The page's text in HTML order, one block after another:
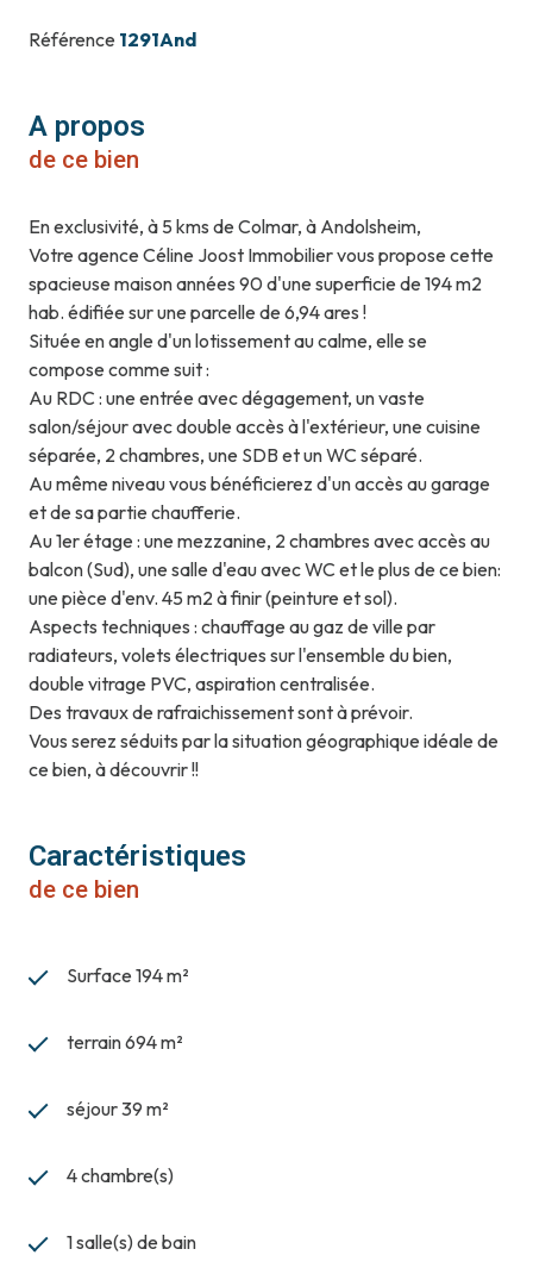
Référence 1291And
A propos
de ce bien
En exclusivité, à 5 kms de Colmar, à Andolsheim,
Votre agence Céline Joost Immobilier vous propose cette
spacieuse maison années 90 d'une superficie de 194 m2
hab. édifiée sur une parcelle de 6,94 ares !
Située en angle d'un lotissement au calme, elle se
compose comme suit :
Au RDC : une entrée avec dégagement, un vaste
salon/séjour avec double accès à l'extérieur, une cuisine
séparée, 2 chambres, une SDB et un WC séparé.
Au même niveau vous bénéficierez d'un accès au garage
et de sa partie chaufferie.
Au 1er étage : une mezzanine, 2 chambres avec accès au
balcon (Sud), une salle d'eau avec WC et le plus de ce bien:
une pièce d'env. 45 m2 à finir (peinture et sol).
Aspects techniques : chauffage au gaz de ville par
radiateurs, volets électriques sur l'ensemble du bien,
double vitrage PVC, aspiration centralisée.
Des travaux de rafraichissement sont à prévoir.
Vous serez séduits par la situation géographique idéale de
ce bien, à découvrir !!
Caractéristiques
de ce bien
Surface 194 m²
terrain 694 m²
séjour 39 m²
4 chambre(s)
1 salle(s) de bain